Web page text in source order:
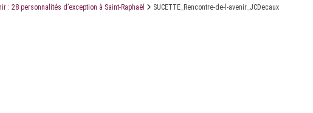
: 28 personnalités d’exception à Saint-Raphaël SUCETTE_Rencontre-de-l-avenir_JCDecaux